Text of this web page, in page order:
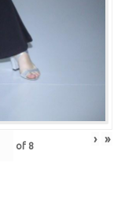
of 8 › »